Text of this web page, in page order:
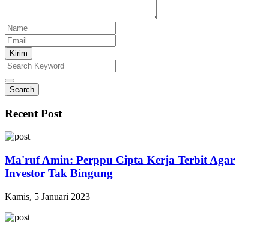
Kirim
Search
Recent Post
Ma'ruf Amin: Perppu Cipta Kerja Terbit Agar
Investor Tak Bingung
Kamis, 5 Januari 2023